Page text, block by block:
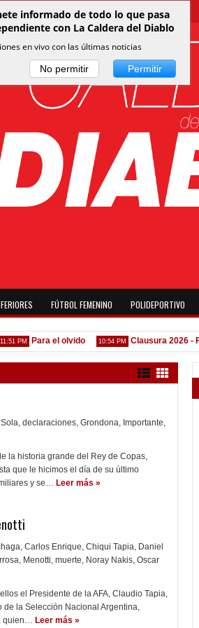
FÚTBOL FEMENINO POLIDEPORTIVO
Para el olvido 10:54 PM Clausura 2026 - Fecha
, declaraciones, Grondona, Importante,
la historia grande del Rey de Copas,
que le hicimos el día de su último
y se… Leer más »
, Carlos Enrique, Chiqui Tapia, Daniel
, Menotti, muerte, Noray Nakis, Oscar
el Presidente de la AFA, Claudio Tapia,
la Selección Nacional Argentina,
quien… Leer más »
informado de todo lo que pasa
con La Caldera del Diablo
en vivo con las últimas noticias
No permitir Permitir